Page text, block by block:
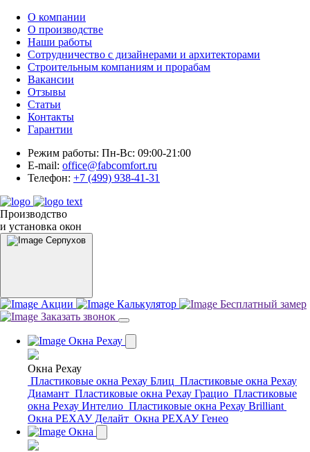
О компании
О производстве
Наши работы
Сотрудничество с дизайнерами и архитекторами
Строительным компаниям и прорабам
Вакансии
Отзывы
Статьи
Контакты
Гарантии
Режим работы: Пн-Вс: 09:00-21:00
E-mail: office@fabcomfort.ru
Телефон: +7 (499) 938-41-31
Производство
и установка окон
Серпухов
Акции Калькулятор
Бесплатный замер
Заказать звонок
Окна Рехау
Окна Рехау
Пластиковые окна Рехау Блиц Пластиковые окна Рехау
Диамант Пластиковые окна Рехау Грацио Пластиковые
окна Рехау Интелио Пластиковые окна Рехау Brilliant
Окна РЕХАУ Делайт Окна РЕХАУ Генео
Окна